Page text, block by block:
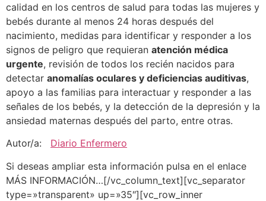
calidad en los centros de salud para todas las mujeres y
bebés durante al menos 24 horas después del
nacimiento, medidas para identificar y responder a los
signos de peligro que requieran atención médica
urgente, revisión de todos los recién nacidos para
detectar anomalías oculares y deficiencias auditivas,
apoyo a las familias para interactuar y responder a las
señales de los bebés, y la detección de la depresión y la
ansiedad maternas después del parto, entre otras.
Autor/a: Diario Enfermero
Si deseas ampliar esta información pulsa en el enlace
MÁS INFORMACIÓN…[/vc_column_text][vc_separator
type=»transparent» up=»35″][vc_row_inner